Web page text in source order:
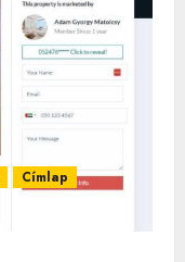
Címlap